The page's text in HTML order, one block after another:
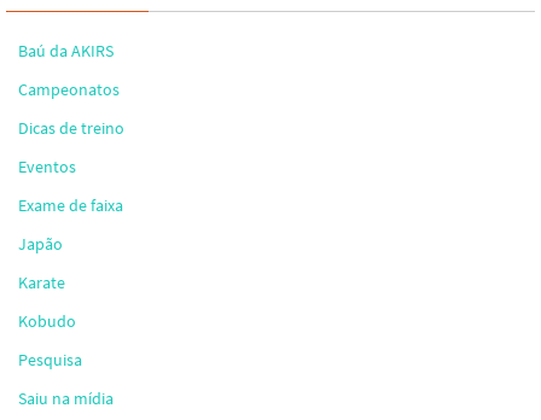
Baú da AKIRS
Campeonatos
Dicas de treino
Eventos
Exame de faixa
Japão
Karate
Kobudo
Pesquisa
Saiu na mídia